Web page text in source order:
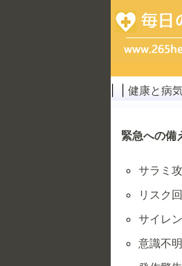
健康と病
緊急への備
サラミ
リスク
サイレ
意識不